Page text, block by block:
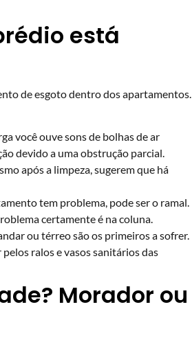
está
de esgoto dentro dos apartamentos.
você ouve sons de bolhas de ar
devido a uma obstrução parcial.
após a limpeza, sugerem que há
tem problema, pode ser o ramal.
certamente é na coluna.
ou térreo são os primeiros a sofrer.
pelos ralos e vasos sanitários das
Morador ou